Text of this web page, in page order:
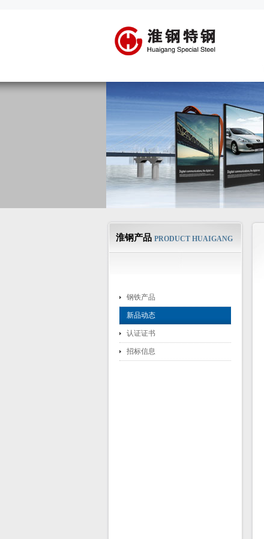
淮钢产品 PRODUCT HUAIGANG
钢铁产品
新品动态
认证证书
招标信息